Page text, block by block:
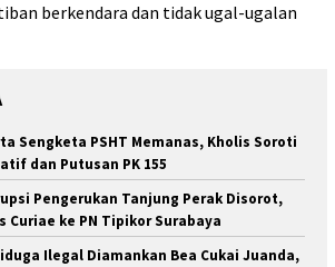
berkendara dan tidak ugal-ugalan
Sengketa PSHT Memanas, Kholis Soroti
dan Putusan PK 155
Pengerukan Tanjung Perak Disorot,
Curiae ke PN Tipikor Surabaya
Ilegal Diamankan Bea Cukai Juanda,